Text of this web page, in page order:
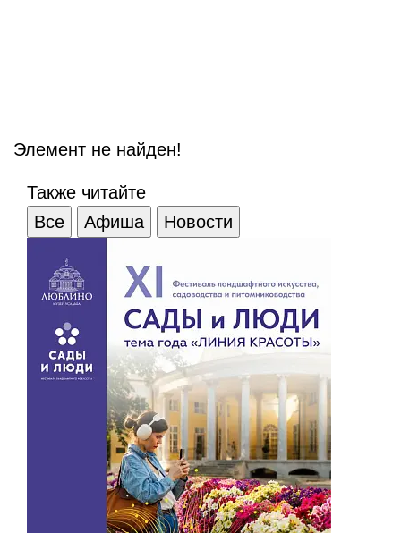
Элемент не найден!
Также читайте
Все
Афиша Новости